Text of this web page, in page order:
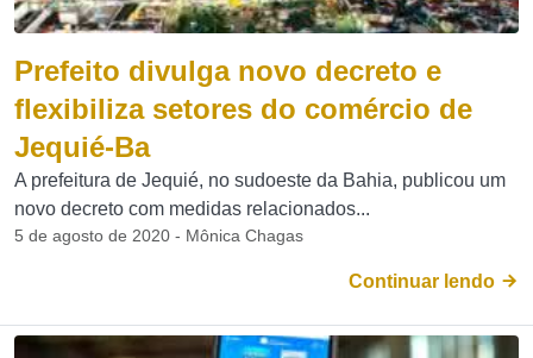
Prefeito divulga novo decreto e
flexibiliza setores do comércio de
Jequié-Ba
A prefeitura de Jequié, no sudoeste da Bahia, publicou um
novo decreto com medidas relacionados...
5 de agosto de 2020 - Mônica Chagas
Continuar lendo